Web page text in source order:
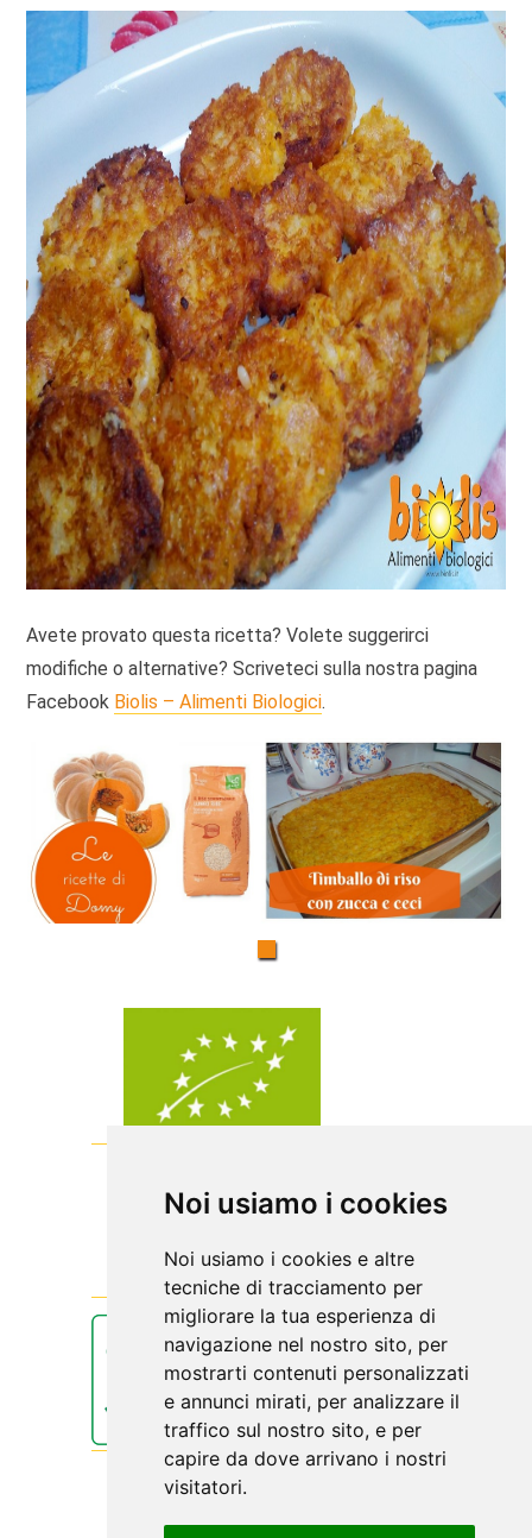
Noi usiamo i cookies
Noi usiamo i cookies e altre
tecniche di tracciamento per
migliorare la tua esperienza di
navigazione nel nostro sito, per
mostrarti contenuti personalizzati
e annunci mirati, per analizzare il
traffico sul nostro sito, e per
capire da dove arrivano i nostri
visitatori.
Avete provato questa ricetta? Volete suggerirci
modifiche o alternative? Scriveteci sulla nostra pagina
Facebook Biolis – Alimenti Biologici.